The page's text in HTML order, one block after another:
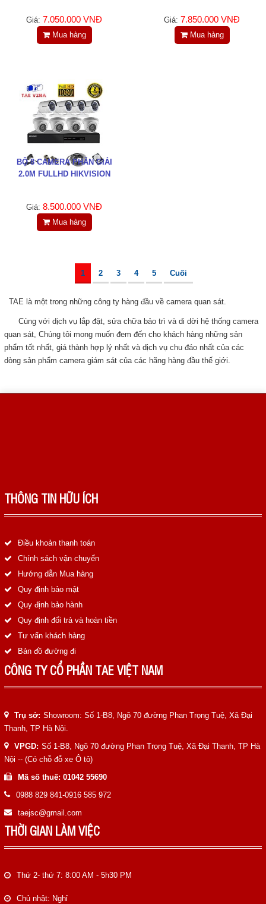
Giá: 7.050.000 VNĐ
Mua hàng
Giá: 7.850.000 VNĐ
Mua hàng
BỘ 8 CAMERA PHÂN GIẢI
2.0M FULLHD HIKVISION
Giá: 8.500.000 VNĐ
Mua hàng
1 2 3 4 5 Cuối
TAE là một trong những công ty hàng đầu về camera quan sát.
Cùng với dịch vụ lắp đặt, sửa chữa bảo trì và di dời hệ thống camera
quan sát, Chúng tôi mong muốn đem đến cho khách hàng những sản
phẩm tốt nhất, giá thành hợp lý nhất và dịch vụ chu đáo nhất của các
dòng sản phẩm camera giám sát của các hãng hàng đầu thế giới.
THÔNG TIN HỮU ÍCH
Điều khoản thanh toán
Chính sách vận chuyển
Hướng dẫn Mua hàng
Quy định bảo mật
Quy định bảo hành
Quy định đổi trả và hoàn tiền
Tư vấn khách hàng
Bản đồ đường đi
CÔNG TY CỔ PHẦN TAE VIỆT NAM
Trụ sở: Showroom: Số 1-B8, Ngõ 70 đường Phan Trọng Tuệ, Xã Đại
Thanh, TP Hà Nội.
VPGD: Số 1-B8, Ngõ 70 đường Phan Trọng Tuệ, Xã Đại Thanh, TP Hà
Nội -- (Có chỗ đỗ xe Ô tô)
Mã số thuế: 01042 55690
0988 829 841-0916 585 972
taejsc@gmail.com
THỜI GIAN LÀM VIỆC
Thứ 2- thứ 7: 8:00 AM - 5h30 PM
Chủ nhật: Nghỉ